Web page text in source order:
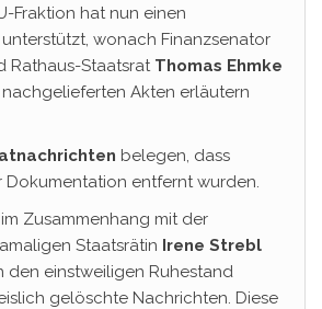
Fraktion hat nun einen
wonach Finanzsenator
Rathaus-Staatsrat Thomas Ehmke
Akten erläutern
belegen, dass
Dokumentation entfernt wurden.
Zusammenhang mit der
Staatsrätin Irene Strebl
den einstweiligen Ruhestand
gelöschte Nachrichten. Diese